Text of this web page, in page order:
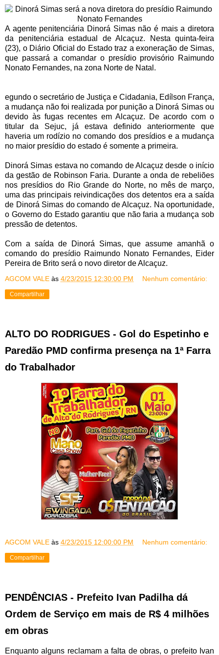
A agente penitenciária Dinorá Simas não é mais a diretora
da penitenciária estadual de Alcaçuz. Nesta quinta-feira
(23), o Diário Oficial do Estado traz a exoneração de Simas,
que passará a comandar o presídio provisório Raimundo
Nonato Fernandes, na zona Norte de Natal.
egundo o secretário de Justiça e Cidadania, Edílson França,
a mudança não foi realizada por punição a Dinorá Simas ou
devido às fugas recentes em Alcaçuz. De acordo com o
titular da Sejuc, já estava definido anteriormente que
haveria um rodízio no comando dos presídios e a mudança
no maior presídio do estado é somente a primeira.
Dinorá Simas estava no comando de Alcaçuz desde o início
da gestão de Robinson Faria. Durante a onda de rebeliões
nos presídios do Rio Grande do Norte, no mês de março,
uma das principais reivindicações dos detentos era a saída
de Dinorá Simas do comando de Alcaçuz. Na oportunidade,
o Governo do Estado garantiu que não faria a mudança sob
pressão de detentos.
Com a saída de Dinorá Simas, que assume amanhã o
comando do presídio Raimundo Nonato Fernandes, Eider
Pereira de Brito será o novo diretor de Alcaçuz.
AGCOM VALE às 4/23/2015 12:30:00 PM Nenhum comentário:
Compartilhar
ALTO DO RODRIGUES - Gol do Espetinho e
Paredão PMD confirma presença na 1ª Farra
do Trabalhador
AGCOM VALE às 4/23/2015 12:00:00 PM Nenhum comentário:
Compartilhar
PENDÊNCIAS - Prefeito Ivan Padilha dá
Ordem de Serviço em mais de R$ 4 milhões
em obras
Enquanto alguns reclamam a falta de obras, o prefeito Ivan